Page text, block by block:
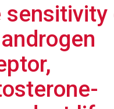
sensitivity